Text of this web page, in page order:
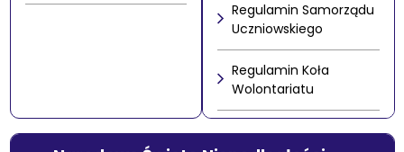
Regulamin Samorządu
Uczniowskiego
Regulamin Koła
Wolontariatu